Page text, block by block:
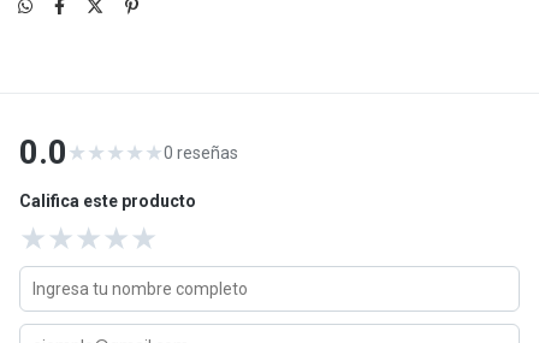
0.0★★★★★0 reseñas
Califica este producto
★★★★★